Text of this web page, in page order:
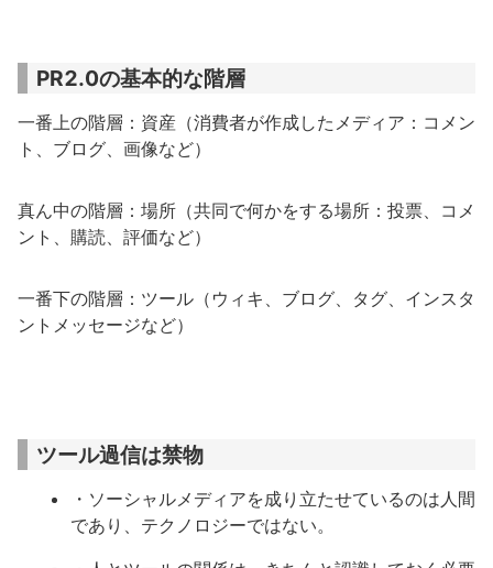
PR2.0の基本的な階層
一番上の階層：資産（消費者が作成したメディア：コメン
ト、ブログ、画像など）
真ん中の階層：場所（共同で何かをする場所：投票、コメ
ント、購読、評価など）
一番下の階層：ツール（ウィキ、ブログ、タグ、インスタ
ントメッセージなど）
ツール過信は禁物
・ソーシャルメディアを成り立たせているのは人間
であり、テクノロジーではない。